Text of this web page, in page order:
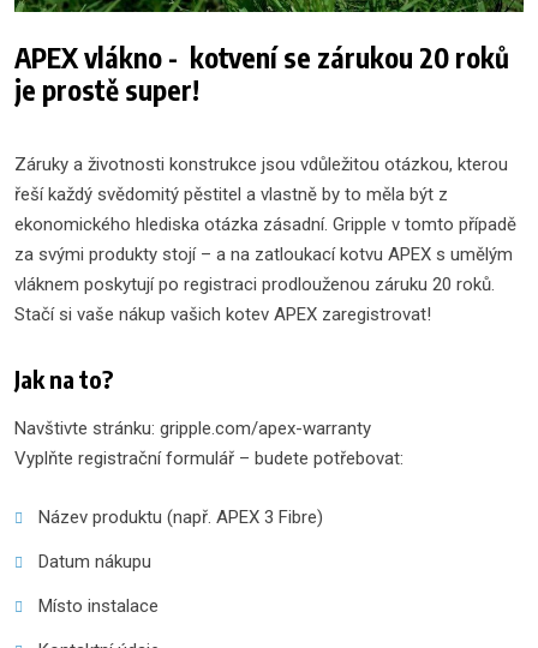
APEX vlákno - kotvení se zárukou 20 roků
je prostě super!
Záruky a životnosti konstrukce jsou vdůležitou otázkou, kterou
řeší každý svědomitý pěstitel a vlastně by to měla být z
ekonomického hlediska otázka zásadní. Gripple v tomto případě
za svými produkty stojí – a na zatloukací kotvu APEX s umělým
vláknem poskytují po registraci prodlouženou záruku 20 roků.
Stačí si vaše nákup vašich kotev APEX zaregistrovat!
Jak na to?
Navštivte stránku: gripple.com/apex-warranty
Vyplňte registrační formulář – budete potřebovat:
Název produktu (např. APEX 3 Fibre)
Datum nákupu
Místo instalace